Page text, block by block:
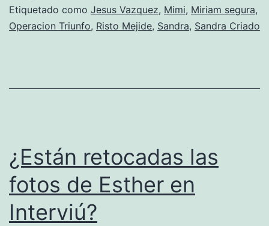
Etiquetado como Jesus Vazquez, Mimi, Miriam segura,
Operacion Triunfo, Risto Mejide, Sandra, Sandra Criado
¿Están retocadas las
fotos de Esther en
Interviú?